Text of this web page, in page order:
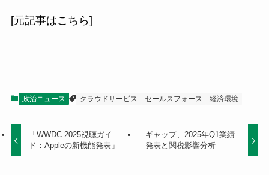
[元記事はこちら]
政治ニュース クラウドサービス セールスフォース 経済環境
「WWDC 2025視聴ガイ
ド：Appleの新機能発表」
ギャップ、2025年Q1業績
発表と関税影響分析